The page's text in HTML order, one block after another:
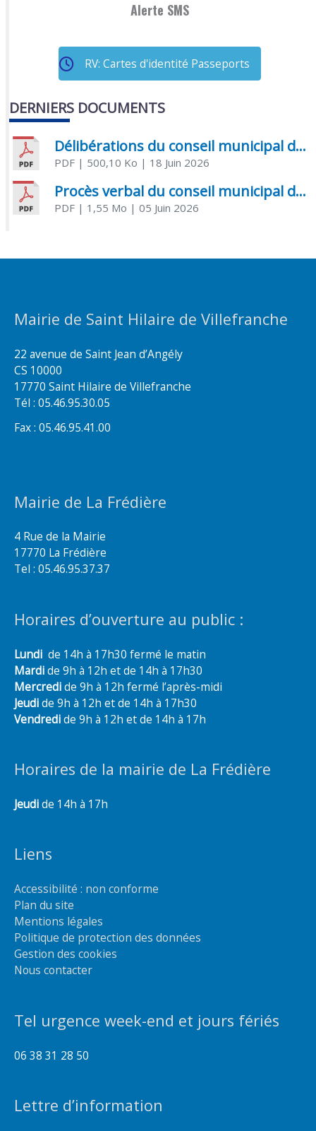
Alerte SMS
RV: Cartes d'identité Passeports
DERNIERS DOCUMENTS
Délibérations du conseil municipal du 18 juin 2026
PDF| 500,10 Ko | 18 Juin 2026
Procès verbal du conseil municipal du 05 juin 2026
PDF| 1,55 Mo | 05 Juin 2026
Mairie de Saint Hilaire de Villefranche
22 avenue de Saint Jean d’Angély
CS 10000
17770 Saint Hilaire de Villefranche
Tél : 05.46.95.30.05
Fax : 05.46.95.41.00
Mairie de La Frédière
4 Rue de la Mairie
17770 La Frédière
Tel : 05.46.95.37.37
Horaires d’ouverture au public :
Lundi de 14h à 17h30 fermé le matin
Mardide 9h à 12h et de 14h à 17h30
Mercredide 9h à 12h fermé l’après-midi
Jeudide 9h à 12h et de 14h à 17h30
Vendredide 9h à 12h et de 14h à 17h
Horaires de la mairie de La Frédière
Jeudide 14h à 17h
Liens
Accessibilité : non conforme
Plan du site
Mentions légales
Politique de protection des données
Gestion des cookies
Nous contacter
Tel urgence week-end et jours fériés
06 38 31 28 50
Lettre d’information